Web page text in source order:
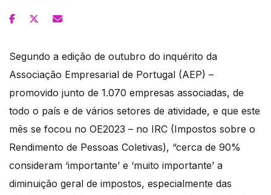
Segundo a edição de outubro do inquérito da
Associação Empresarial de Portugal (AEP) –
promovido junto de 1.070 empresas associadas, de
todo o país e de vários setores de atividade, e que este
mês se focou no OE2023 – no IRC (Impostos sobre o
Rendimento de Pessoas Coletivas), “cerca de 90%
consideram ‘importante’ e ‘muito importante’ a
diminuição geral de impostos, especialmente das